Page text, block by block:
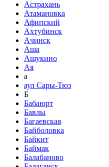
Астрахань
Атамановка
Афипский
Ахтубинск
Ачинск
Аша
Ашукино
Ая
а
аул Сары-Тюз
Б
Бабаюрт
Бавлы
Багаевская
Байболовка
Байкит
Баймак
Балабаново